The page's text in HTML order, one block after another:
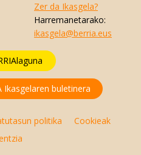
Zer da Ikasgela?
Harremanetarako:
ikasgela@berria.eus
Ikasgelaren buletinera
politika
Cookieak